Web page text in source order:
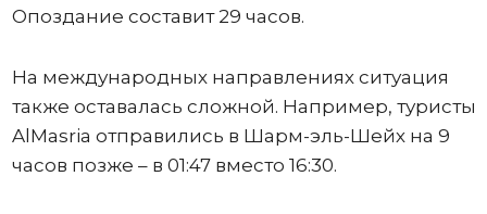
Опоздание составит 29 часов.
На международных направлениях ситуация
также оставалась сложной. Например, туристы
AlMasria отправились в Шарм-эль-Шейх на 9
часов позже – в 01:47 вместо 16:30.